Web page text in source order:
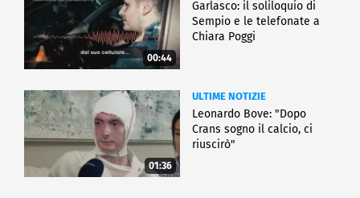
00:44
Garlasco: il soliloquio di
Sempio e le telefonate a
Chiara Poggi
01:36
ULTIME NOTIZIE
Leonardo Bove: "Dopo
Crans sogno il calcio, ci
riuscirò"